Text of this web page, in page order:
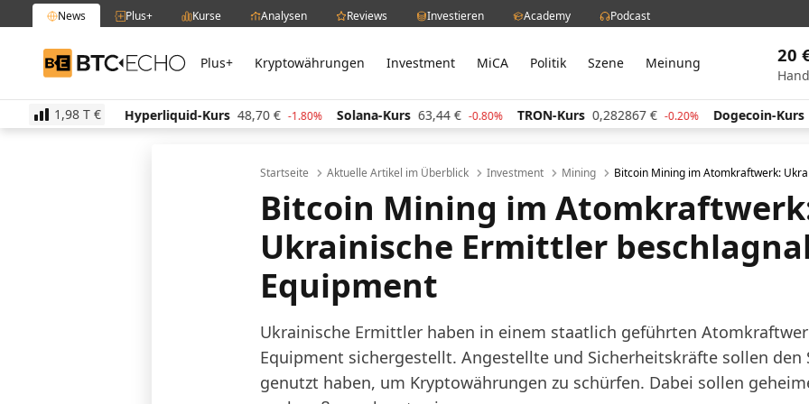
News Plus+ Kurse Analysen Reviews Investieren Academy Podcast
BTC-ECHO Plus+ Kryptowährungen Investment MiCA Politik Szene Meinung 20
1,98 T €
-1.30% Hyperliquid-Kurs 48,70 € -1.80% Solana-Kurs 63,44 € -0.80% TRON-Kurs 0,282867 € -0.20% Dogecoin-Kurs
Startseite Aktuelle Artikel im Überblick Investment Mining Bitcoin Mining im Atomkraftwerk:
Bitcoin Mining im
Ukrainische Ermittler
Equipment
Ukrainische Ermittler haben in einem staatlich geführten
Equipment sichergestellt. Angestellte und Sicherheitskräfte sollen den
genutzt haben, um Kryptowährungen zu schürfen. Dabei sollen